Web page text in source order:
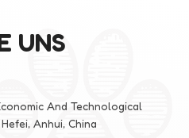
UNS
And Technological
Anhui, China